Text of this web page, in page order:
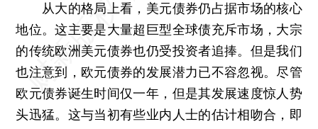
从大的格局上看，美元债券仍占据市场的核心
地位。这主要是大量超巨型全球债充斥市场，大宗
的传统欧洲美元债券也仍受投资者追捧。但是我们
也注意到，欧元债券的发展潜力已不容忽视。尽管
欧元债券诞生时间仅一年，但是其发展速度惊人势
头迅猛。这与当初有些业内人士的估计相吻合，即